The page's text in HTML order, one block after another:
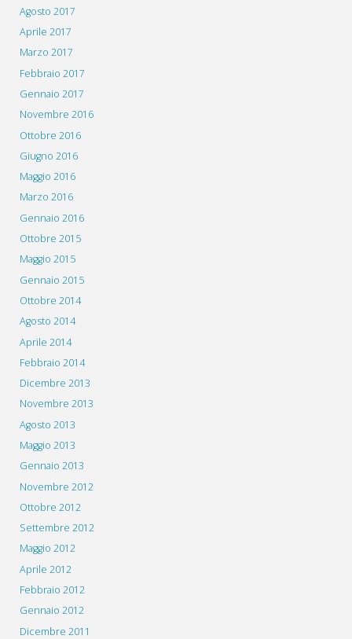
Agosto 2017
Aprile 2017
Marzo 2017
Febbraio 2017
Gennaio 2017
Novembre 2016
Ottobre 2016
Giugno 2016
Maggio 2016
Marzo 2016
Gennaio 2016
Ottobre 2015
Maggio 2015
Gennaio 2015
Ottobre 2014
Agosto 2014
Aprile 2014
Febbraio 2014
Dicembre 2013
Novembre 2013
Agosto 2013
Maggio 2013
Gennaio 2013
Novembre 2012
Ottobre 2012
Settembre 2012
Maggio 2012
Aprile 2012
Febbraio 2012
Gennaio 2012
Dicembre 2011